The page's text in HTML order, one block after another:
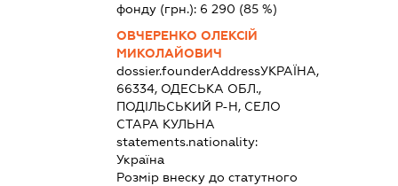
фонду (грн.): 6 290 (85 %)
ОВЧЕРЕНКО ОЛЕКСІЙ
МИКОЛАЙОВИЧ
dossier.founderAddressУКРАЇНА,
66334, ОДЕСЬКА ОБЛ.,
ПОДІЛЬСЬКИЙ Р-Н, СЕЛО
СТАРА КУЛЬНА
statements.nationality:
Україна
Розмір внеску до статутного